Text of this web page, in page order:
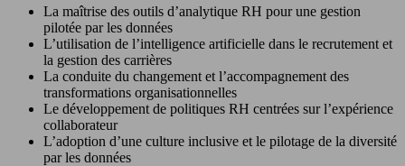
La maîtrise des outils d’analytique RH pour une gestion
pilotée par les données
L’utilisation de l’intelligence artificielle dans le recrutement et
la gestion des carrières
La conduite du changement et l’accompagnement des
transformations organisationnelles
Le développement de politiques RH centrées sur l’expérience
collaborateur
L’adoption d’une culture inclusive et le pilotage de la diversité
par les données